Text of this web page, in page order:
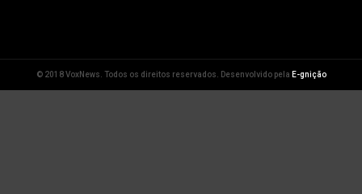
© 2018 VoxNews. Todos os direitos reservados. Desenvolvido pela E-gnição